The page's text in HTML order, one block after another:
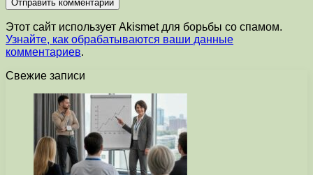
Этот сайт использует Akismet для борьбы со спамом.
Узнайте, как обрабатываются ваши данные
комментариев.
Свежие записи